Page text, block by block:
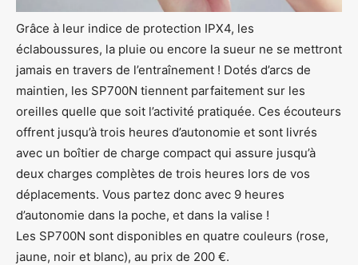
Grâce à leur indice de protection IPX4, les
éclaboussures, la pluie ou encore la sueur ne se mettront
jamais en travers de l’entraînement ! Dotés d’arcs de
maintien, les SP700N tiennent parfaitement sur les
oreilles quelle que soit l’activité pratiquée. Ces écouteurs
offrent jusqu’à trois heures d’autonomie et sont livrés
avec un boîtier de charge compact qui assure jusqu’à
deux charges complètes de trois heures lors de vos
déplacements. Vous partez donc avec 9 heures
d’autonomie dans la poche, et dans la valise !
Les SP700N sont disponibles en quatre couleurs (rose,
jaune, noir et blanc), au prix de 200 €.